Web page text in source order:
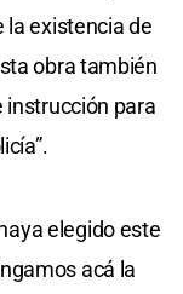
la existencia de
obra también
instrucción para
elegido este
acá la